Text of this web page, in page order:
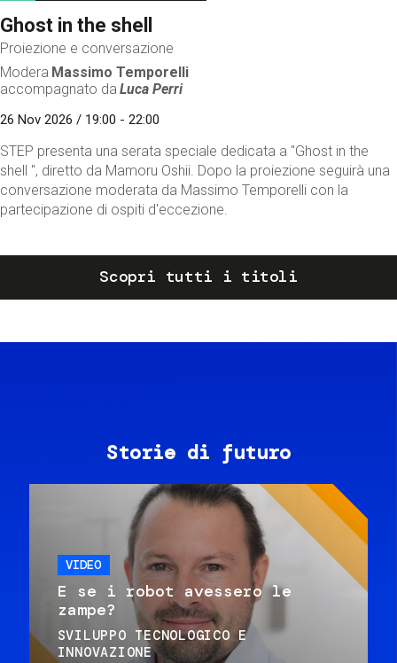
Ghost in the shell
Proiezione e conversazione
Modera Massimo Temporelli
accompagnato da Luca Perri
26 Nov 2026 / 19:00 - 22:00
STEP presenta una serata speciale dedicata a "Ghost in the
shell ", diretto da Mamoru Oshii. Dopo la proiezione seguirà una
conversazione moderata da Massimo Temporelli con la
partecipazione di ospiti d'eccezione.
Scopri tutti i titoli
Storie di futuro
VIDEO
E se i robot avessero le
zampe?
SVILUPPO TECNOLOGICO E
INNOVAZIONE